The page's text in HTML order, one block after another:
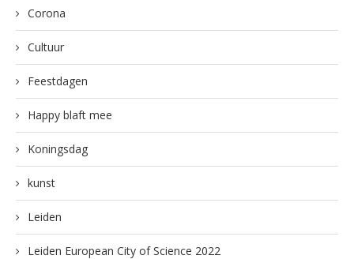
Corona
Cultuur
Feestdagen
Happy blaft mee
Koningsdag
kunst
Leiden
Leiden European City of Science 2022